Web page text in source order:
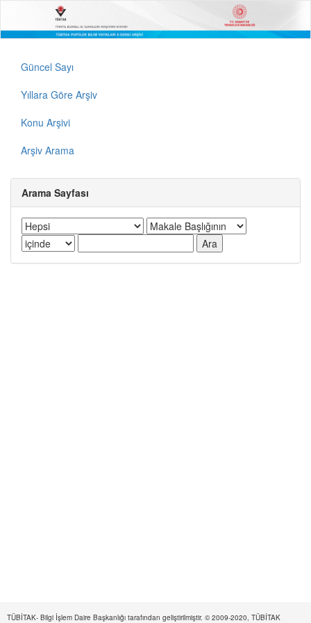
Güncel Sayı
Yıllara Göre Arşiv
Konu Arşivi
Arşiv Arama
Arama Sayfası
TÜBİTAK- Bilgi İşlem Daire Başkanlığı tarafından geliştirilmiştir. © 2009-2020, TÜBİTAK